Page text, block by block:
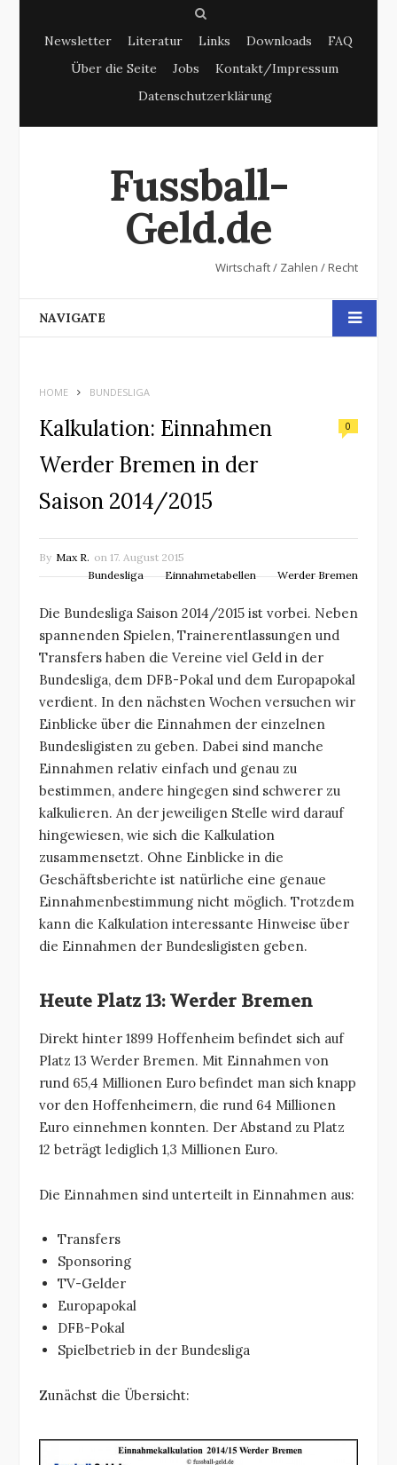
e
r
Newsletter Literatur Links Downloads
FAQ
Über die Seite
Jobs
Kontakt/Impressum
Datenschutzerklärung
Fussball-
Geld.de
Wirtschaft / Zahlen / Recht
NAVIGATE
HOME BUNDESLIGA
Kalkulation: Einnahmen
Werder Bremen in der
Saison 2014/2015
0
By Max R. on 17. August 2015
Bundesliga
Einnahmetabellen Werder Bremen
Die Bundesliga Saison 2014/2015 ist vorbei. Neben
spannenden Spielen, Trainerentlassungen und
Transfers haben die Vereine viel Geld in der
Bundesliga, dem DFB-Pokal und dem Europapokal
verdient. In den nächsten Wochen versuchen wir
Einblicke über die Einnahmen der einzelnen
Bundesligisten zu geben. Dabei sind manche
Einnahmen relativ einfach und genau zu
bestimmen, andere hingegen sind schwerer zu
kalkulieren. An der jeweiligen Stelle wird darauf
hingewiesen, wie sich die Kalkulation
zusammensetzt. Ohne Einblicke in die
Geschäftsberichte ist natürliche eine genaue
Einnahmenbestimmung nicht möglich. Trotzdem
kann die Kalkulation interessante Hinweise über
die Einnahmen der Bundesligisten geben.
Heute Platz 13: Werder Bremen
Direkt hinter 1899 Hoffenheim befindet sich auf
Platz 13 Werder Bremen. Mit Einnahmen von
rund 65,4 Millionen Euro befindet man sich knapp
vor den Hoffenheimern, die rund 64 Millionen
Euro einnehmen konnten. Der Abstand zu Platz
12 beträgt lediglich 1,3 Millionen Euro.
Die Einnahmen sind unterteilt in Einnahmen aus:
Transfers
Sponsoring
TV-Gelder
Europapokal
DFB-Pokal
Spielbetrieb in der Bundesliga
Zunächst die Übersicht: